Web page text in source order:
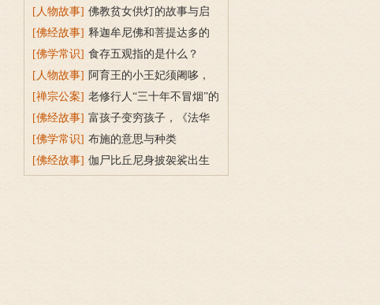
三宝令身心安稳
[人物故事] 佛教贫女供灯的故事与启
示
[佛经故事] 释迦牟尼佛和菩提达多的
双头鸟故事
[佛学常识] 食存五观指的是什么？
[人物故事] 阿育王的小王妃须阇哆，
持戒穿素服得宝珠
[禅宗公案] 老修行人“三十年不冒烟”的
故事
[佛经故事] 富孩子变穷孩子，《法华
经》穷子喻的故事
[佛学常识] 布施的意思与种类
[佛经故事] 伽尸比丘尼身披袈裟出生